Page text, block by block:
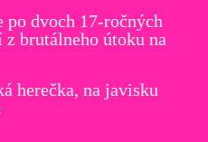
dvoch 17-ročných
brutálneho útoku na
herečka, na javisku